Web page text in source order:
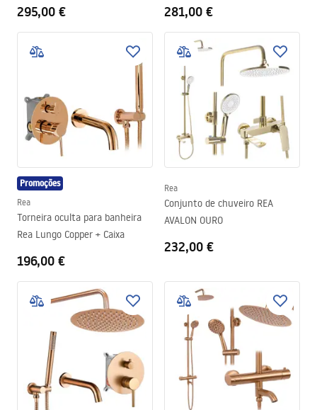
295,00 € 281,00 €
Promoções
Rea
Torneira oculta para banheira
Rea Lungo Copper + Caixa
196,00 €
Rea
Conjunto de chuveiro REA
AVALON OURO
232,00 €